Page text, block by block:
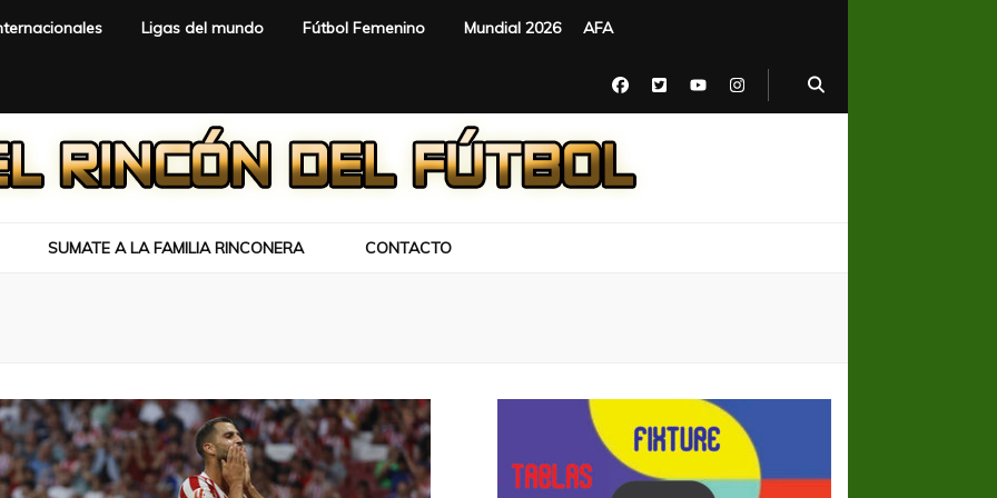
Ligas del mundo Fútbol Femenino Mundial 2026 AFA
SUMATE A LA FAMILIA RINCONERA CONTACTO